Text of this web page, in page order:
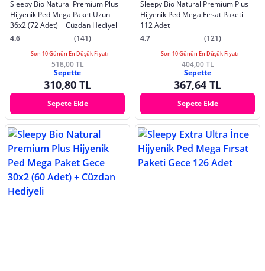
Sleepy Bio Natural Premium Plus
Hijyenik Ped Mega Paket Uzun
36x2 (72 Adet) + Cüzdan Hediyeli
4.6
(141)
Son 10 Günün En Düşük Fiyatı
518,00 TL
Sepette
310,80 TL
Sepete Ekle
Sleepy Bio Natural Premium Plus
Hijyenik Ped Mega Fırsat Paketi
112 Adet
4.7
(121)
Son 10 Günün En Düşük Fiyatı
404,00 TL
Sepette
367,64 TL
Sepete Ekle